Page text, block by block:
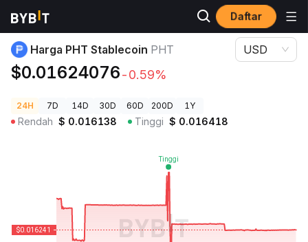
Daftar
Harga Kripto
Harga PHT Stablecoin PHT
$0.01624076-0.59%
USD
24H 7D 14D 30D 60D 200D 1Y
Rendah $ 0.016138 Tinggi $ 0.016418